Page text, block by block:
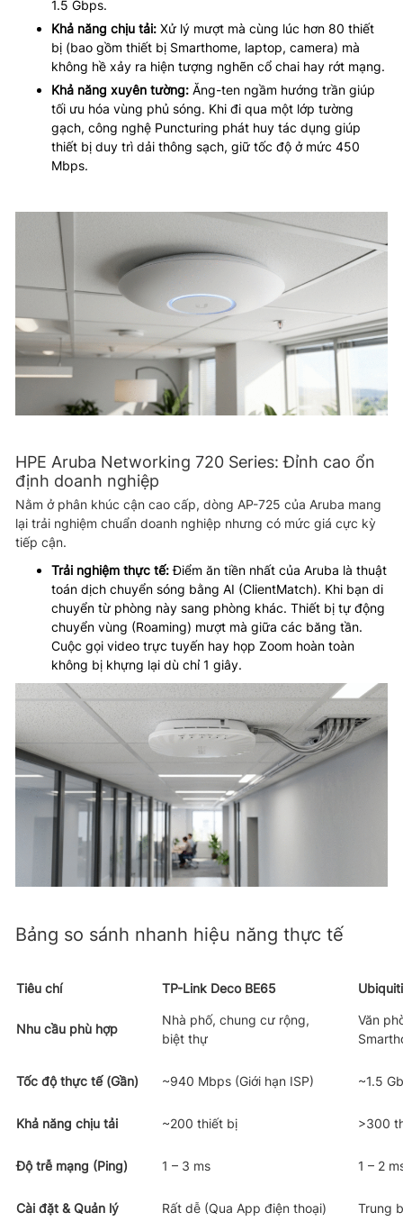
1.5 Gbps.
Khả năng chịu tải: Xử lý mượt mà cùng lúc hơn 80 thiết
bị (bao gồm thiết bị Smarthome, laptop, camera) mà
không hề xảy ra hiện tượng nghẽn cổ chai hay rớt mạng.
Khả năng xuyên tường: Ăng-ten ngầm hướng trần giúp
tối ưu hóa vùng phủ sóng. Khi đi qua một lớp tường
gạch, công nghệ Puncturing phát huy tác dụng giúp
thiết bị duy trì dải thông sạch, giữ tốc độ ở mức 450
Mbps.
HPE Aruba Networking 720 Series: Đỉnh cao ổn
định doanh nghiệp
Nằm ở phân khúc cận cao cấp, dòng AP-725 của Aruba mang
lại trải nghiệm chuẩn doanh nghiệp nhưng có mức giá cực kỳ
tiếp cận.
Trải nghiệm thực tế:Điểm ăn tiền nhất của Aruba là thuật
toán dịch chuyển sóng bằng AI (ClientMatch). Khi bạn di
chuyển từ phòng này sang phòng khác. Thiết bị tự động
chuyển vùng (Roaming) mượt mà giữa các băng tần.
Cuộc gọi video trực tuyến hay họp Zoom hoàn toàn
không bị khựng lại dù chỉ 1 giây.
Bảng so sánh nhanh hiệu năng thực tế
Tiêu chí TP-Link Deco BE65
Nhu cầu phù hợp
Nhà phố, chung cư rộng,
biệt thự
Văn
Tốc độ thực tế (Gần) ~940 Mbps (Giới hạn ISP) ~1.5
Khả năng chịu tải ~200 thiết bị >300
Độ trễ mạng (Ping) 1 – 3 ms 1 – 2
Cài đặt & Quản lý Rất dễ (Qua App điện thoại) Trung